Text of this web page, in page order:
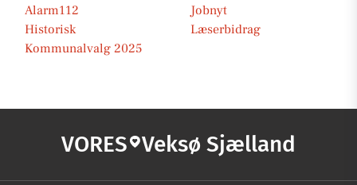
Alarm112
Jobnyt
Historisk
Læserbidrag
Kommunalvalg 2025
VORES Veksø Sjælland